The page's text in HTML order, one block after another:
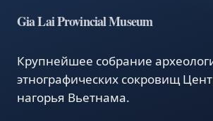
Gia Lai Provincial Museum
Крупнейшее собрание
этнографических сокровищ
нагорья Вьетнама.